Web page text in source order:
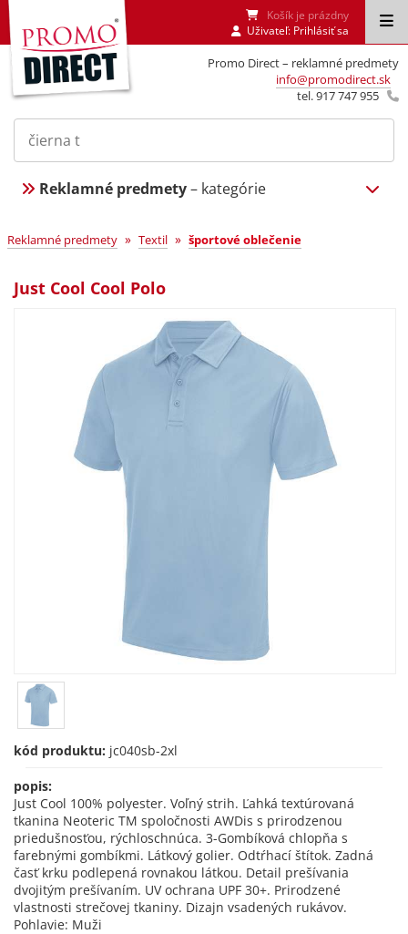
Promo Direct – reklamné predmety
info@promodirect.sk
tel. 917 747 955
Košík je prázdny
Uživateľ: Prihlásiť sa
Reklamné predmety– kategórie
Reklamné predmety » Textil » športové oblečenie
Just Cool Cool Polo
kód produktu: jc040sb-2xl
popis:
Just Cool 100% polyester. Voľný strih. Ľahká textúrovaná
tkanina Neoteric TM spoločnosti AWDis s prirodzenou
priedušnosťou, rýchloschnúca. 3-Gombíková chlopňa s
farebnými gombíkmi. Látkový golier. Odtŕhací štítok. Zadná
časť krku podlepená rovnakou látkou. Detail prešívania
dvojitým prešívaním. UV ochrana UPF 30+. Prirodzené
vlastnosti strečovej tkaniny. Dizajn vsadených rukávov.
Pohlavie: Muži